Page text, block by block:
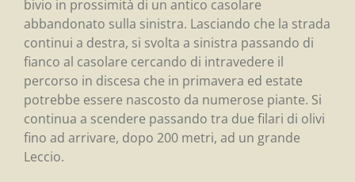
bivio in prossimità di un antico casolare
abbandonato sulla sinistra. Lasciando che la strada
continui a destra, si svolta a sinistra passando di
fianco al casolare cercando di intravedere il
percorso in discesa che in primavera ed estate
potrebbe essere nascosto da numerose piante. Si
continua a scendere passando tra due filari di olivi
fino ad arrivare, dopo 200 metri, ad un grande
Leccio.